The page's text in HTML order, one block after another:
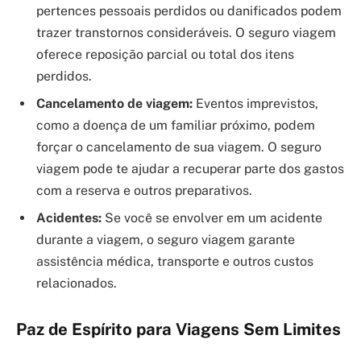
pertences pessoais perdidos ou danificados podem
trazer transtornos consideráveis. O seguro viagem
oferece reposição parcial ou total dos itens
perdidos.
Cancelamento de viagem: Eventos imprevistos,
como a doença de um familiar próximo, podem
forçar o cancelamento de sua viagem. O seguro
viagem pode te ajudar a recuperar parte dos gastos
com a reserva e outros preparativos.
Acidentes: Se você se envolver em um acidente
durante a viagem, o seguro viagem garante
assistência médica, transporte e outros custos
relacionados.
Paz de Espírito para Viagens Sem Limites